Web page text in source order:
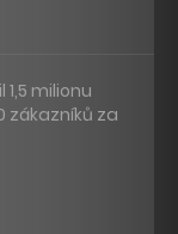
milionu
zákazníků za